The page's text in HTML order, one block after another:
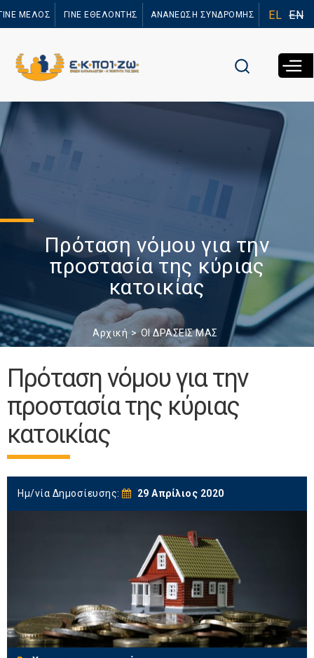
προς το
ΜΕΛΟΣ ΓΙΝΕ ΕΘΕΛΟΝΤΗΣ ΑΝΑΝΕΩΣΗ ΣΥΝΔΡΟΜΗΣ EL EN
Πρόταση νόμου για την
προστασία της κύριας
κατοικίας
Αρχική ΟΙ ΔΡΑΣΕΙΣ ΜΑΣ
Πρόταση νόμου για την
προστασία της κύριας
κατοικίας
Ημ/νία Δημοσίευσης: 29 Απρίλιος 2020